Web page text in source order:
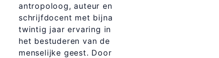
antropoloog, auteur en
schrijfdocent met bijna
twintig jaar ervaring in
het bestuderen van de
menselijke geest. Door